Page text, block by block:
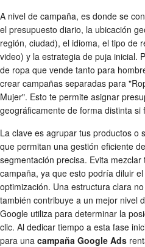
A nivel de campaña, es donde se
el presupuesto diario, la ubicación
región, ciudad), el idioma, el tipo de
video) y la estrategia de puja inicial.
de ropa que vende tanto para
crear campañas separadas para
Mujer". Esto te permite asignar
geográficamente de forma distinta si
La clave es agrupar tus productos o
que permitan una gestión eficiente
segmentación precisa. Evita
campaña, ya que esto podría diluir
optimización. Una estructura clara
también contribuye a un mejor nivel
Google utiliza para determinar la
clic. Al dedicar tiempo a esta fase
para una campaña Google Ads